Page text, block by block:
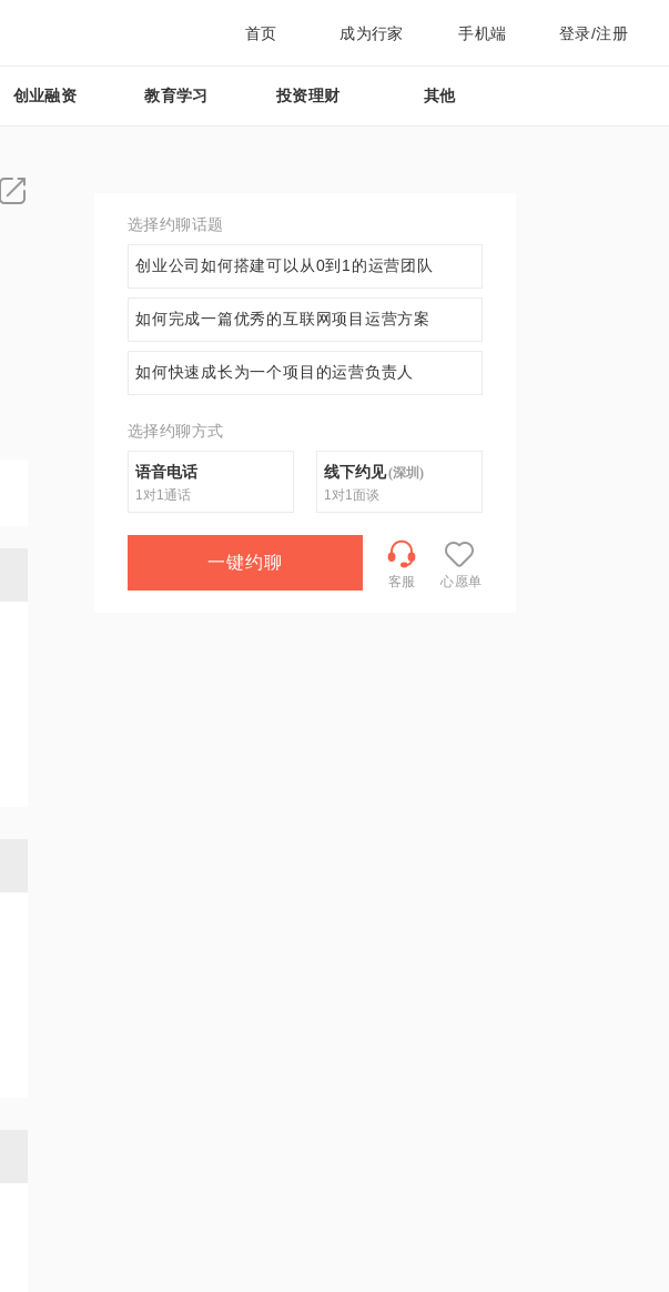
首页 成为行家 手机端 登录/注册
创业融资 教育学习 投资理财 其他
选择约聊话题
创业公司如何搭建可以从0到1的运营团队
如何完成一篇优秀的互联网项目运营方案
如何快速成长为一个项目的运营负责人
选择约聊方式
语音电话
1对1通话
线下约见(深圳 )
1对1面谈
一键约聊
客服 心愿单